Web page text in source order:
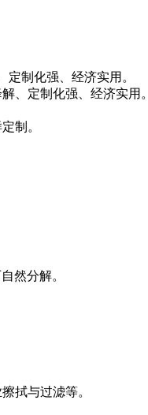
制化强、经济实用。
、定制化强、经济实用。
制。
然分解。
拭与过滤等。